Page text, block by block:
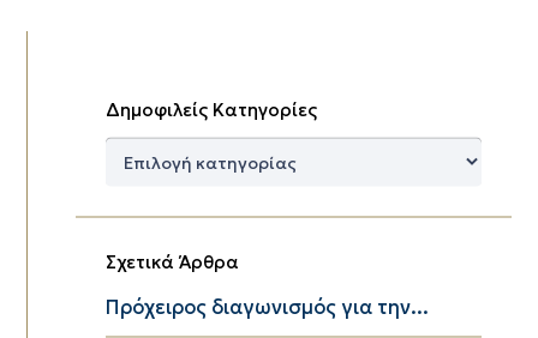
Δημοφιλείς Κατηγορίες
Δημοφιλείς
Σχετικά Άρθρα
Πρόχειρος διαγωνισμός για την...